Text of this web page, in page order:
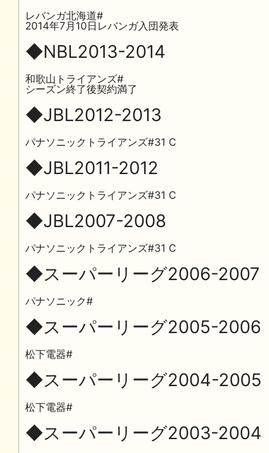
レバンガ北海道#
2014年7月10日レバンガ入団発表
◆NBL2013-2014
和歌山トライアンズ#
シーズン終了後契約満了
◆JBL2012-2013
パナソニックトライアンズ#31 C
◆JBL2011-2012
パナソニックトライアンズ#31 C
◆JBL2007-2008
パナソニックトライアンズ#31 C
◆スーパーリーグ2006-2007
パナソニック#
◆スーパーリーグ2005-2006
松下電器#
◆スーパーリーグ2004-2005
松下電器#
◆スーパーリーグ2003-2004